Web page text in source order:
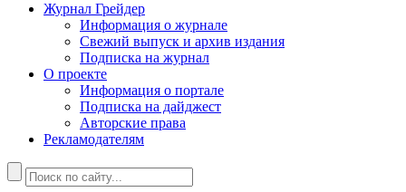
Журнал Грейдер
Информация о журнале
Свежий выпуск и архив издания
Подписка на журнал
О проекте
Информация о портале
Подписка на дайджест
Авторские права
Рекламодателям